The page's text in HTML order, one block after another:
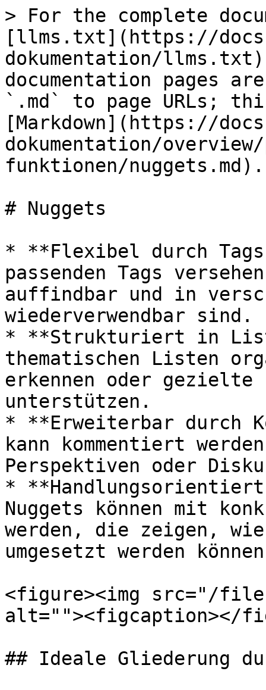
> For the complete
[llms.txt](https://
dokumentation/
documentation pages
`.md` to page URLs;
[Markdown](https://
dokumentation/
funktionen/nuggets.md).
# Nuggets
* **Flexibel durch
passenden Tags
auffindbar und in
wiederverwendbar sind.
* **Strukturiert in
thematischen Listen
erkennen oder gezielte
unterstützen.
* **Erweiterbar durch
kann kommentiert
Perspektiven oder
*
Nuggets können mit
werden, die zeigen,
umgesetzt werden
<figure><img src="/files/
alt=""><figcaption></
## Ideale Gliederung